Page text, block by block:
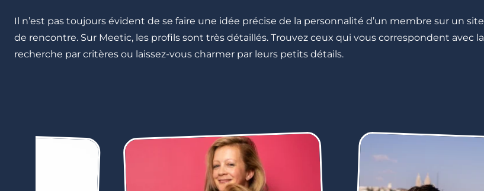
Il n’est pas toujours évident de se faire une idée précise de la personnalité d’un membre sur un site
de rencontre. Sur Meetic, les profils sont très détaillés. Trouvez ceux qui vous correspondent avec la
recherche par critères ou laissez-vous charmer par leurs petits détails.